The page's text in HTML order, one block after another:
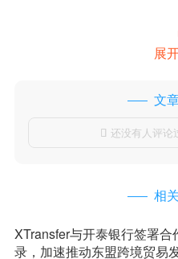
展
文
 还没有人评论
相
XTransfer与开泰银行签署合
录，加速推动东盟跨境贸易